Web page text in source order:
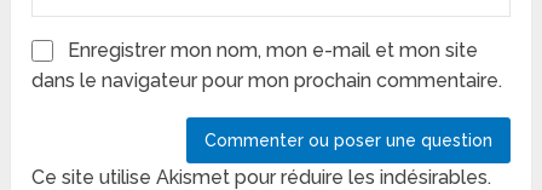
Enregistrer mon nom, mon e-mail et mon site
dans le navigateur pour mon prochain commentaire.
Ce site utilise Akismet pour réduire les indésirables.